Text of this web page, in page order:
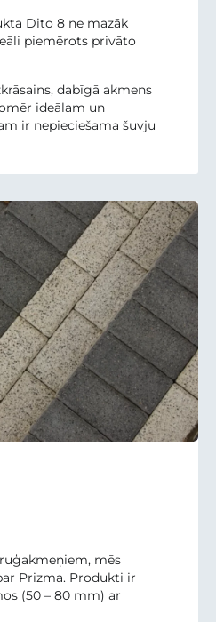
Dito 8 ne mazāk
piemērots privāto
dabīgā akmens
ideālam un
ir nepieciešama šuvju
mēs
Prizma. Produkti ir
(50 – 80 mm) ar